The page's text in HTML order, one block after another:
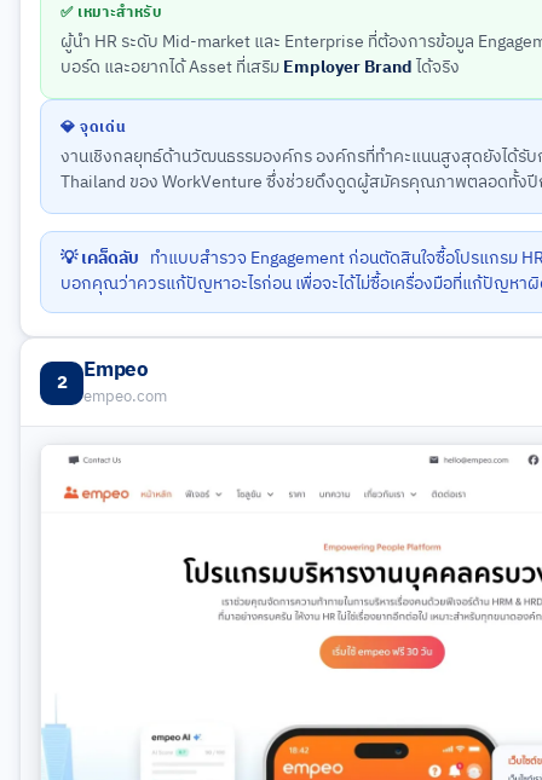
✅ เหมาะสำหรับ
ผู้นำ HR ระดับ Mid-market และ Enterprise ที่ต้องการข้อมูล
บอร์ด และอยากได้ Asset ที่เสริมEmployer Brandได้จริง
💎 จุดเด่น
งานเชิงกลยุทธ์ด้านวัฒนธรรมองค์กร องค์กรที่ทำคะแนนสูงสุดยังได้รับ
Thailand ของ WorkVenture ซึ่งช่วยดึงดูดผู้สมัครคุณภาพตลอดทั้งปี
💡 เคล็ดลับ ทำแบบสำรวจ Engagement ก่อนตัดสินใจซื้อโปรแกรม
บอกคุณว่าควรแก้ปัญหาอะไรก่อน เพื่อจะได้ไม่ซื้อเครื่องมือที่แก้ปัญหา
2 Empeo
empeo.com